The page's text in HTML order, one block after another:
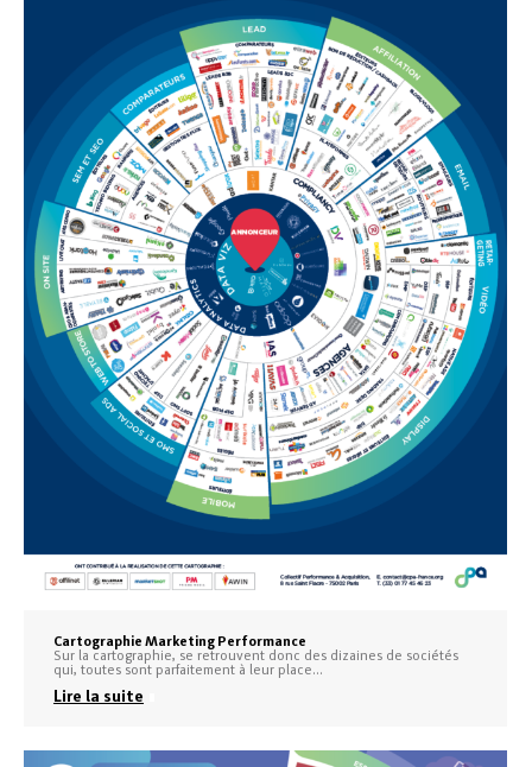
Cartographie Marketing Performance
Sur la cartographie, se retrouvent donc des dizaines de sociétés
qui, toutes sont parfaitement à leur place…
Lire la suite